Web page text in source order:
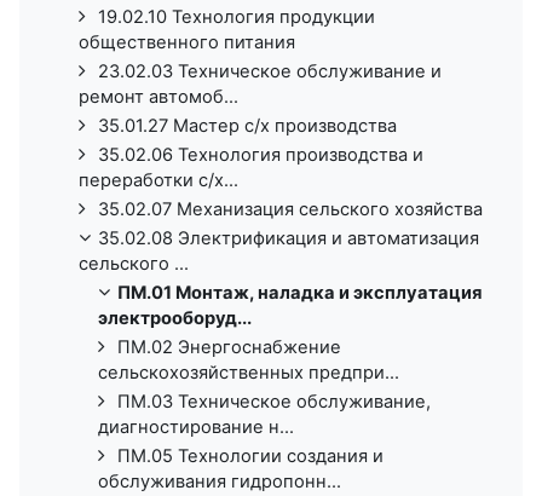
19.02.10 Технология продукции
общественного питания
23.02.03 Техническое обслуживание и
ремонт автомоб...
35.01.27 Мастер с/х производства
35.02.06 Технология производства и
переработки с/х...
35.02.07 Механизация сельского хозяйства
35.02.08 Электрификация и автоматизация
сельского ...
ПМ.01 Монтаж, наладка и эксплуатация
электрооборуд...
ПМ.02 Энергоснабжение
сельскохозяйственных предпри...
ПМ.03 Техническое обслуживание,
диагностирование н...
ПМ.05 Технологии создания и
обслуживания гидропонн...